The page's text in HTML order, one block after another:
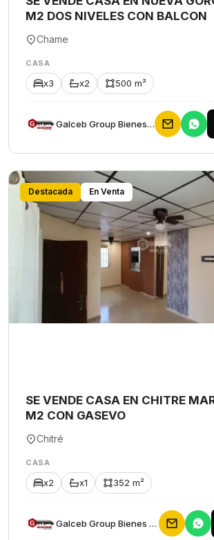
M2 DOS NIVELES CON BALCON
Chame
CASA
x3 x2 500 m²
Galceb Group Bienes Raices
Destacada En Venta
SE VENDE CASA EN CHITRE
M2 CON GASEVO
Chitré
CASA
x2 x1 352 m²
Galceb Group Bienes Raices